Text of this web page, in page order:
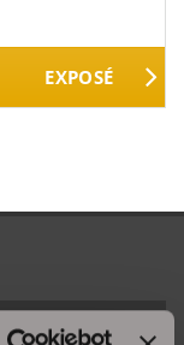
Balkonen in Erfurt